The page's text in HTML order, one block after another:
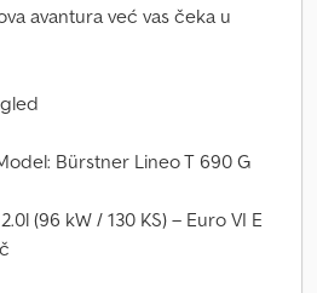
avantura već vas čeka u
Bürstner Lineo T 690 G
(96 kW / 130 KS) – Euro VI E